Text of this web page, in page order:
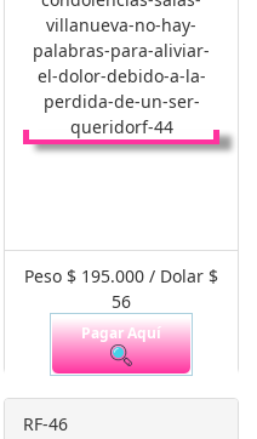
Peso $ 195.000 / Dolar $
56
Pagar Aquí
RF-46